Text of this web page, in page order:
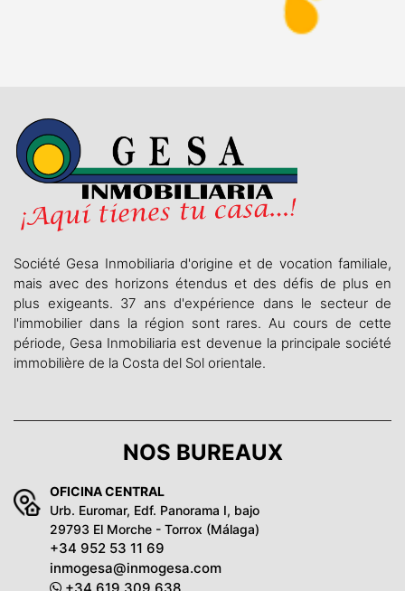
Société Gesa Inmobiliaria d'origine et de vocation familiale,
mais avec des horizons étendus et des défis de plus en
plus exigeants. 37 ans d'expérience dans le secteur de
l'immobilier dans la région sont rares. Au cours de cette
période, Gesa Inmobiliaria est devenue la principale société
immobilière de la Costa del Sol orientale.
NOS BUREAUX
OFICINA CENTRAL
Urb. Euromar, Edf. Panorama I, bajo
29793 El Morche - Torrox (Málaga)
+34 952 53 11 69
inmogesa@inmogesa.com